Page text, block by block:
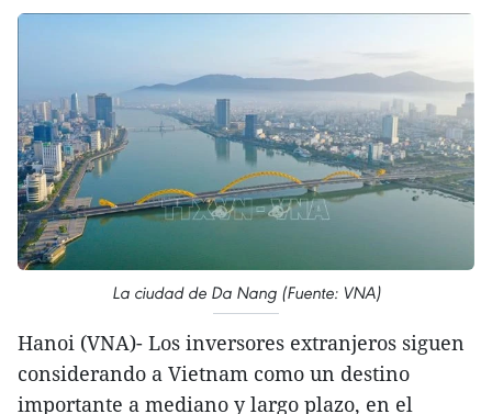
La ciudad de Da Nang (Fuente: VNA)
Hanoi (VNA)- Los inversores extranjeros siguen
considerando a Vietnam como un destino
importante a mediano y largo plazo, en el